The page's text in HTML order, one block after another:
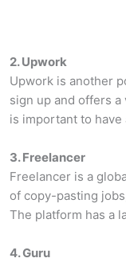
2. Upwork
Upwork is another
sign up and offers
is important to
3. Freelancer
Freelancer is a
of copy-pasting
The platform has a
4. Guru